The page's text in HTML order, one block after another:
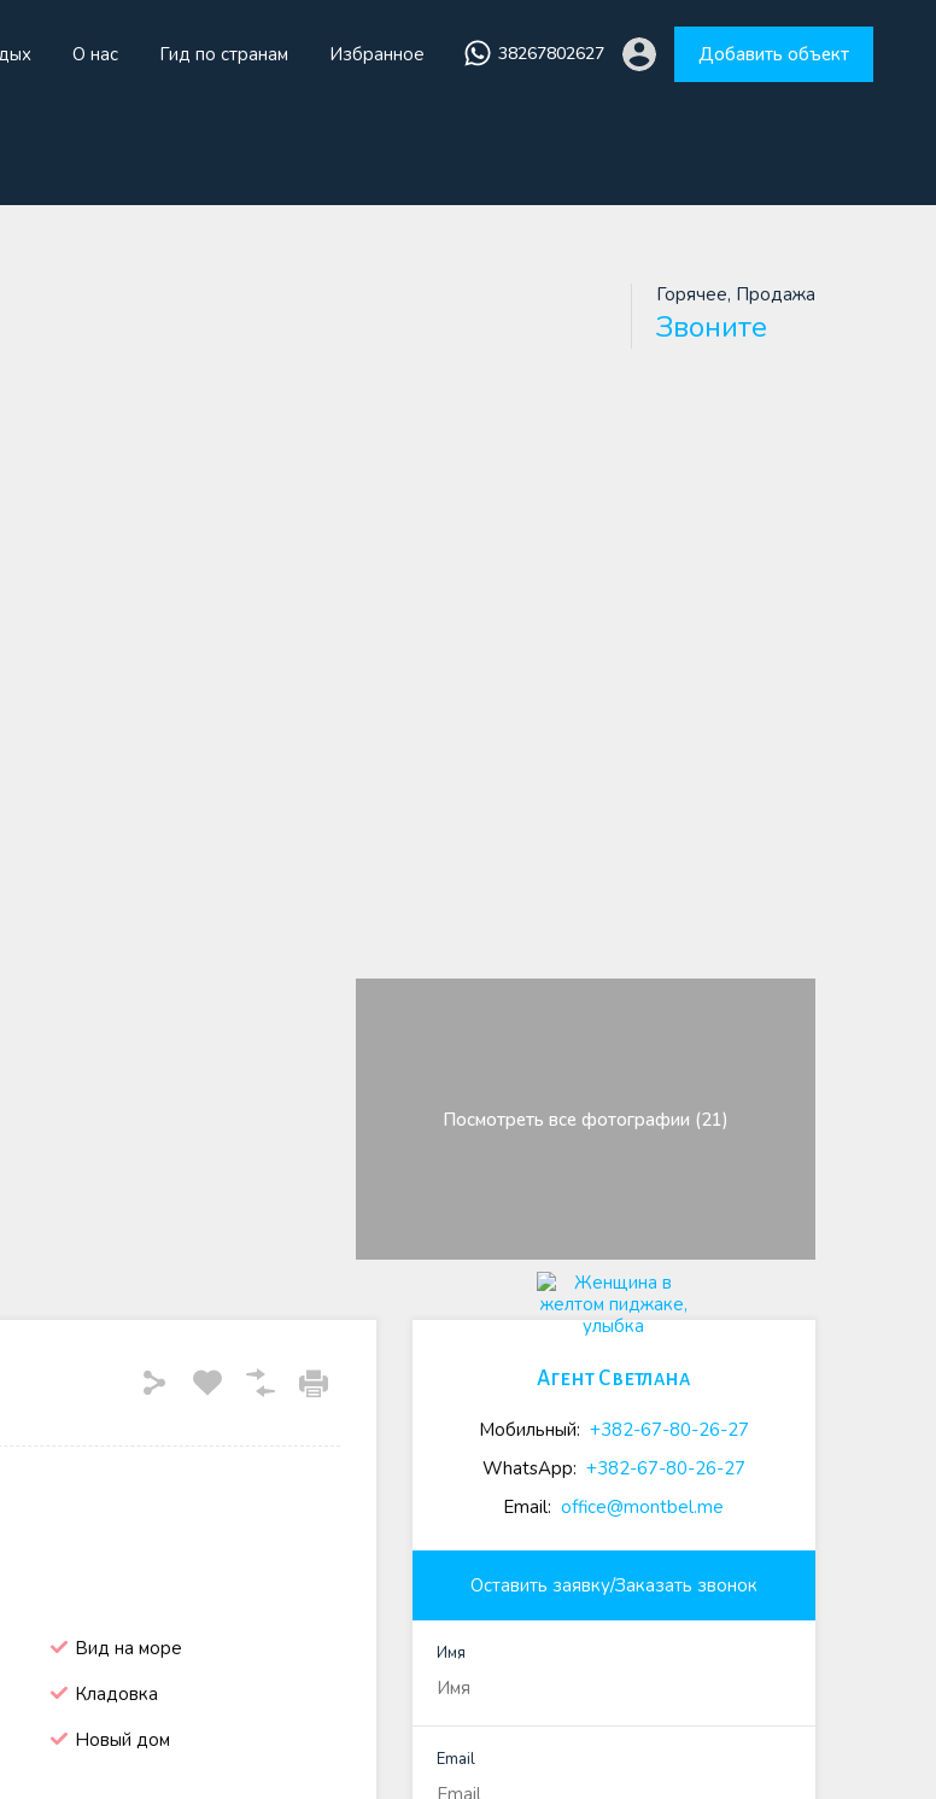
Отдых О нас Гид по странам Избранное 38267802627 Добавить объект
О нас Гид по странам Избранное 38267802627 Добавить объект
Горячее, Продажа
Звоните
Посмотреть все фотографии (21)
Вид на море
Кладовка
Новый дом
Агент Светлана
Мобильный: +382-67-80-26-27
WhatsApp: +382-67-80-26-27
Email: office@montbel.me
Оставить заявку/Заказать звонок
Имя
Email